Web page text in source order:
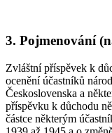
3. Pojmenování
Zvláštní příspěvek k
ocenění účastníků
Československa a
příspěvku k důchodu
částce některým